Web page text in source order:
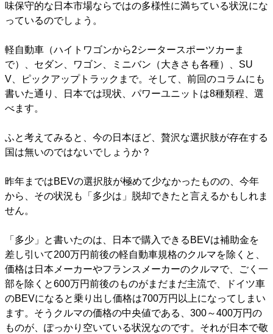
味保守的な日本市場ならではの多様性に満ちている状況にな
っているのでしょう。
軽自動車（ハイトワゴンから2シータースポーツカーま
で）、セダン、ワゴン、ミニバン（大きさも各種）、SU
V、ピックアップトラックまで。そして、前回のコラムにも
書いた通り、日本では現状、パワーユニットは8種類程、選
べます。
ふと考えてみると、今の日本ほど、贅沢な選択肢が存在する
国は無いのではないでしょうか？
昨年まではBEVの選択肢が極めて少なかったものの、今年
から、その状況も「多少は」脱却できたと言えるかもしれま
せん。
「多少」と書いたのは、日本で購入できるBEVは補助金を
差し引いて200万円前後の軽自動車規格のクルマを除くと、
価格は日本メーカーやフランスメーカーのクルマで、ごく一
部を除くと600万円前後のものがまだまだ主流で、ドイツ車
のBEVになると乗り出し価格は700万円以上になってしまい
ます。そうクルマの価格の中央値である、300～400万円の
ものが、ぽっかり空いている状況なのです。それが日本で敬